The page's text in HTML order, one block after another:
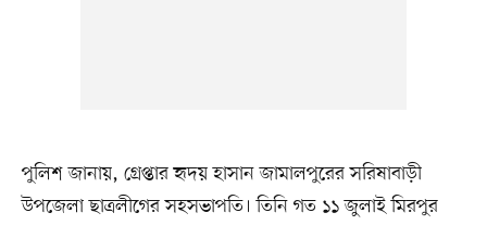
পুলিশ জানায়, গ্রেপ্তার হৃদয় হাসান জামালপুরের সরিষাবাড়ী
উপজেলা ছাত্রলীগের সহসভাপতি। তিনি গত ১১ জুলাই মিরপুর